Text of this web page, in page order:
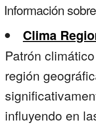
Información sobre
Clima
Patrón
región
influyendo en